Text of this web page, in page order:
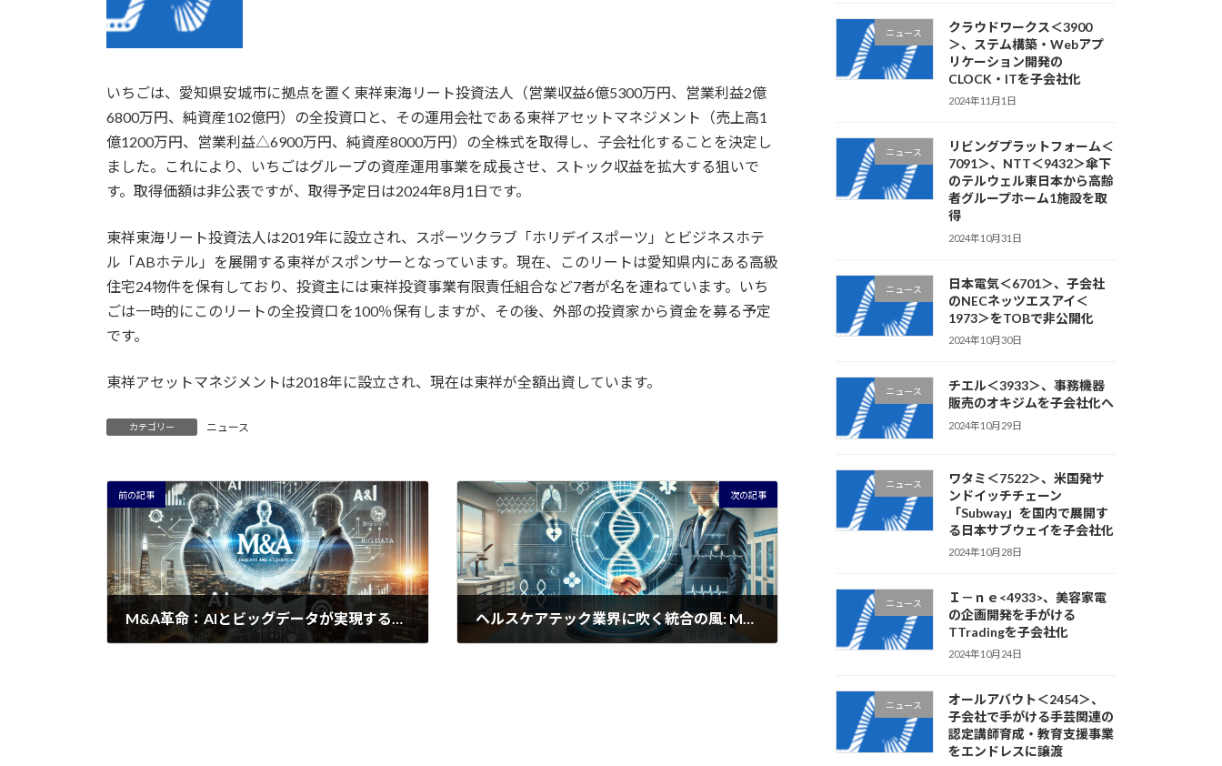
いちごは、愛知県安城市に拠点を置く東祥東海リート投資法人（営業収益6億5300万円、営業利益2億
6800万円、純資産102億円）の全投資口と、その運用会社である東祥アセットマネジメント（売上高1
億1200万円、営業利益△6900万円、純資産8000万円）の全株式を取得し、子会社化することを決定し
ました。これにより、いちごはグループの資産運用事業を成長させ、ストック収益を拡大する狙いで
す。取得価額は非公表ですが、取得予定日は2024年8月1日です。
東祥東海リート投資法人は2019年に設立され、スポーツクラブ「ホリデイスポーツ」とビジネスホテ
ル「ABホテル」を展開する東祥がスポンサーとなっています。現在、このリートは愛知県内にある高級
住宅24物件を保有しており、投資主には東祥投資事業有限責任組合など7者が名を連ねています。いち
ごは一時的にこのリートの全投資口を100％保有しますが、その後、外部の投資家から資金を募る予定
です。
東祥アセットマネジメントは2018年に設立され、現在は東祥が全額出資しています。
カテゴリー ニュース
前の記事
M&A革命：AIとビッグデータが実現する新たな企業価値評価
次の記事
ヘルスケアテック業界に吹く統合の風: M&A最新トレンドを読み解く
ニュース
クラウドワークス＜3900
＞、ステム構築・Webアプ
リケーション開発の
CLOCK・ITを子会社化
2024年11月1日
ニュース
リビングプラットフォーム＜
7091＞、NTT＜9432＞傘下
のテルウェル東日本から高齢
者グループホーム1施設を取
得
2024年10月31日
ニュース
日本電気＜6701＞、子会社
のNECネッツエスアイ＜
1973＞をTOBで非公開化
2024年10月30日
ニュース
チエル＜3933＞、事務機器
販売のオキジムを子会社化へ
2024年10月29日
ニュース
ワタミ＜7522＞、米国発サ
ンドイッチチェーン
「Subway」を国内で展開す
る日本サブウェイを子会社化
2024年10月28日
ニュース
Ｉ－ｎｅ<4933>、美容家電
の企画開発を手がける
TTradingを子会社化
2024年10月24日
ニュース
オールアバウト＜2454＞、
子会社で手がける手芸関連の
認定講師育成・教育支援事業
をエンドレスに譲渡